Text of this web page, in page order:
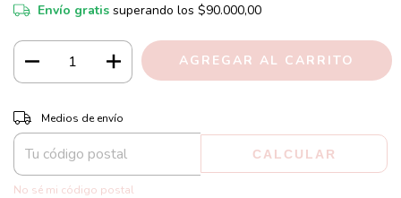
Envío gratis superando los $90.000,00
Entregas para el CP:
Medios de envío
CALCULAR
No sé mi código postal